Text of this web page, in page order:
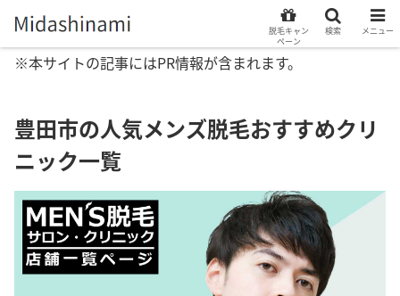
※本サイトの記事にはPR情報が含まれます。
豊田市の人気メンズ脱毛おすすめクリ
ニック一覧
脱毛キャン
ペーン
検索 メニュー